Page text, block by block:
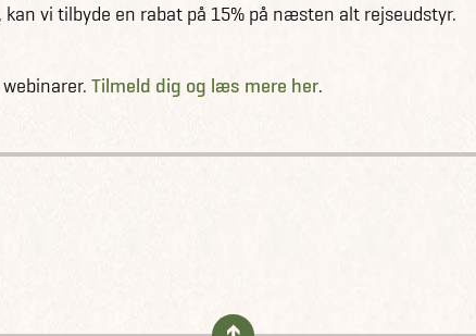
vi tilbyde en rabat på 15% på næsten alt rejseudstyr.
Tilmeld dig og læs mere her.